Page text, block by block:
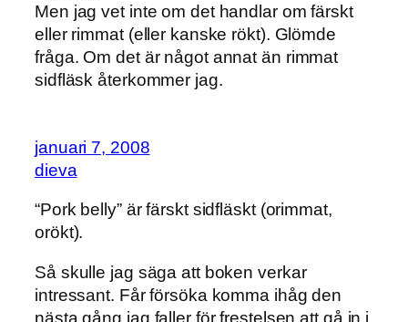
Men jag vet inte om det handlar om färskt
eller rimmat (eller kanske rökt). Glömde
fråga. Om det är något annat än rimmat
sidfläsk återkommer jag.
januari 7, 2008
dieva
“Pork belly” är färskt sidfläskt (orimmat,
orökt).
Så skulle jag säga att boken verkar
intressant. Får försöka komma ihåg den
nästa gång jag faller för frestelsen att gå in i